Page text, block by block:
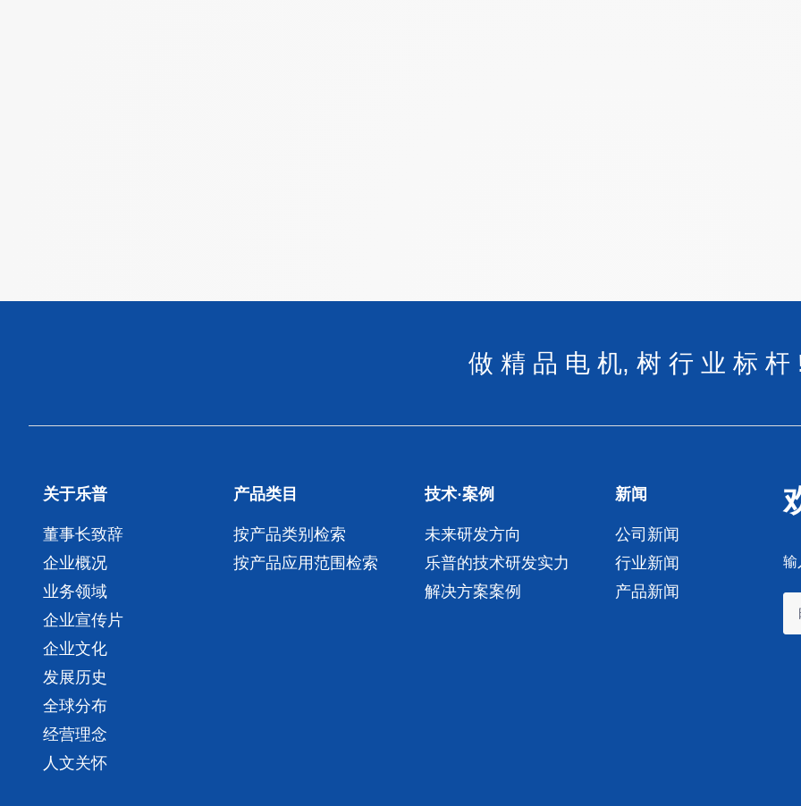
做 精 品 电 机, 树 行 业 标 杆
关于乐普
董事长致辞
企业概况
业务领域
企业宣传片
企业文化
发展历史
全球分布
经营理念
人文关怀
产品类目
按产品类别检索
按产品应用范围检索
技术·案例
未来研发方向
乐普的技术研发实力
解决方案案例
新闻
公司新闻
行业新闻
产品新闻
输